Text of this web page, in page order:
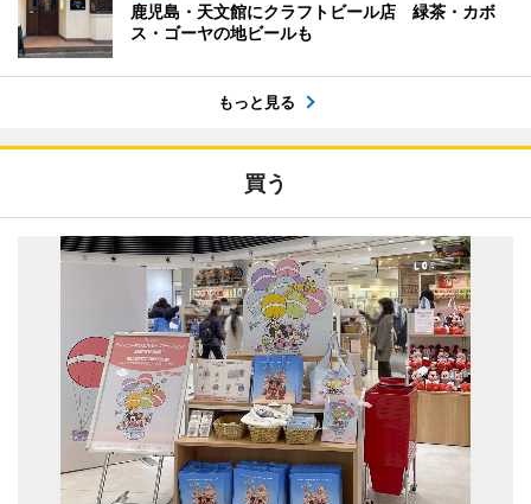
鹿児島・天文館にクラフトビール店 緑茶・カボ
ス・ゴーヤの地ビールも
もっと見る
買う